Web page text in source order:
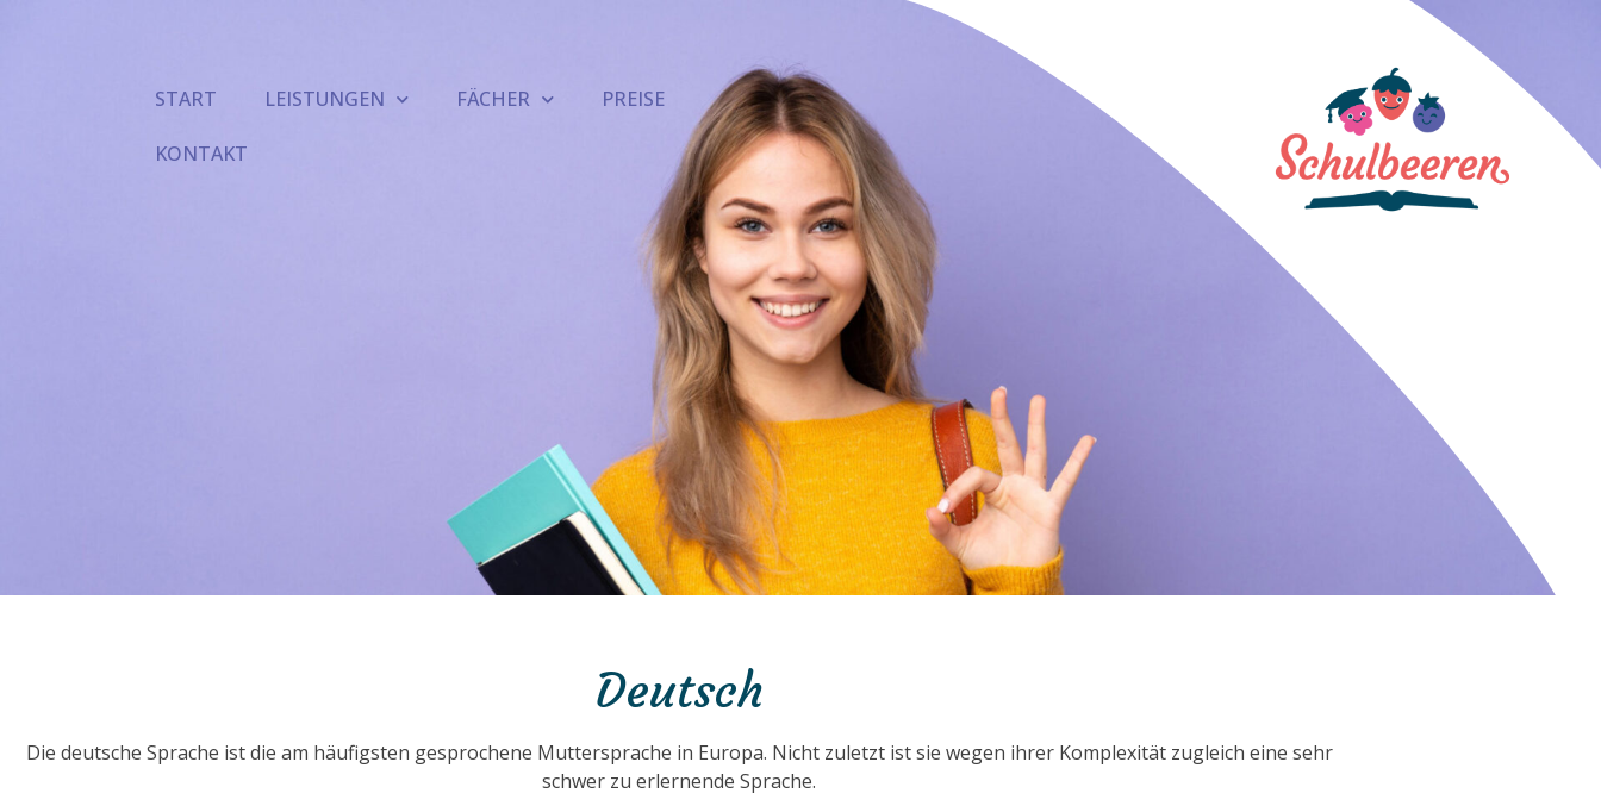
START LEISTUNGEN FÄCHER PREISE
KONTAKT
Deutsch
Die deutsche Sprache ist die am häufigsten gesprochene Muttersprache in Europa. Nicht zuletzt ist sie wegen ihrer Komplexität zugleich eine sehr
schwer zu erlernende Sprache.